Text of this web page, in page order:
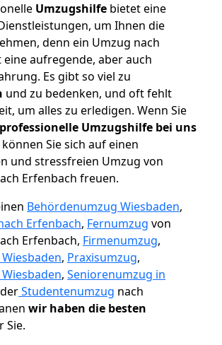
Umzugshilfe bietet eine
um Ihnen die
denn ein Umzug nach
eine aufregende, aber auch
Es gibt so viel zu
und zu bedenken, und oft fehlt
um alles zu erledigen. Wenn Sie
professionelle Umzugshilfe bei uns
Sie sich auf einen
und stressfreien Umzug von
Erfenbach freuen.
Behördenumzug Wiesbaden,
Erfenbach, Fernumzug von
Erfenbach, Firmenumzug,
, Praxisumzug,
, Seniorenumzug in
Studentenumzug nach
wir haben die besten
Sie.